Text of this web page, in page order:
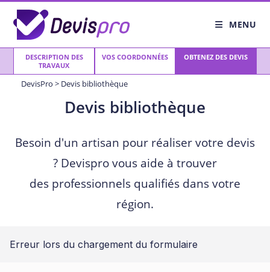
content
MENU
DESCRIPTION DES
TRAVAUX
VOS COORDONNÉES OBTENEZ DES DEVIS
DevisPro > Devis bibliothèque
Devis bibliothèque
Besoin d'un artisan pour réaliser votre devis
? Devispro vous aide à trouver
des professionnels qualifiés dans votre
région.
Erreur lors du chargement du formulaire